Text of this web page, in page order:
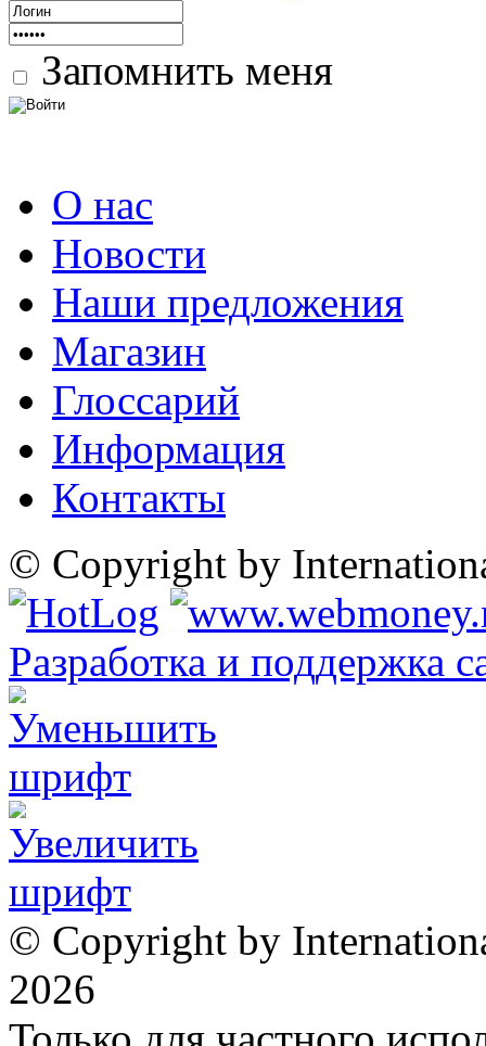
Запомнить меня
О нас
Новости
Наши предложения
Магазин
Глоссарий
Информация
Контакты
© Copyright by
Разработка и поддержка
© Copyright by
2026